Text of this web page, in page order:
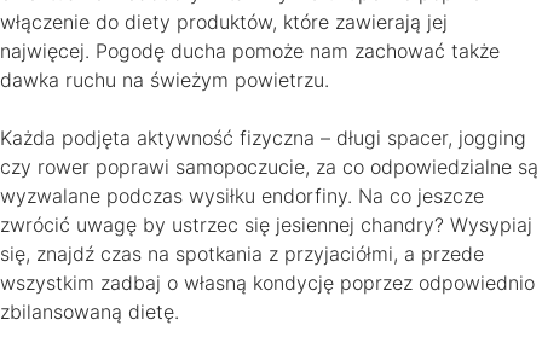
włączenie do diety produktów, które zawierają jej
najwięcej. Pogodę ducha pomoże nam zachować także
dawka ruchu na świeżym powietrzu.
Każda podjęta aktywność fizyczna – długi spacer, jogging
czy rower poprawi samopoczucie, za co odpowiedzialne są
wyzwalane podczas wysiłku endorfiny. Na co jeszcze
zwrócić uwagę by ustrzec się jesiennej chandry? Wysypiaj
się, znajdź czas na spotkania z przyjaciółmi, a przede
wszystkim zadbaj o własną kondycję poprzez odpowiednio
zbilansowaną dietę.